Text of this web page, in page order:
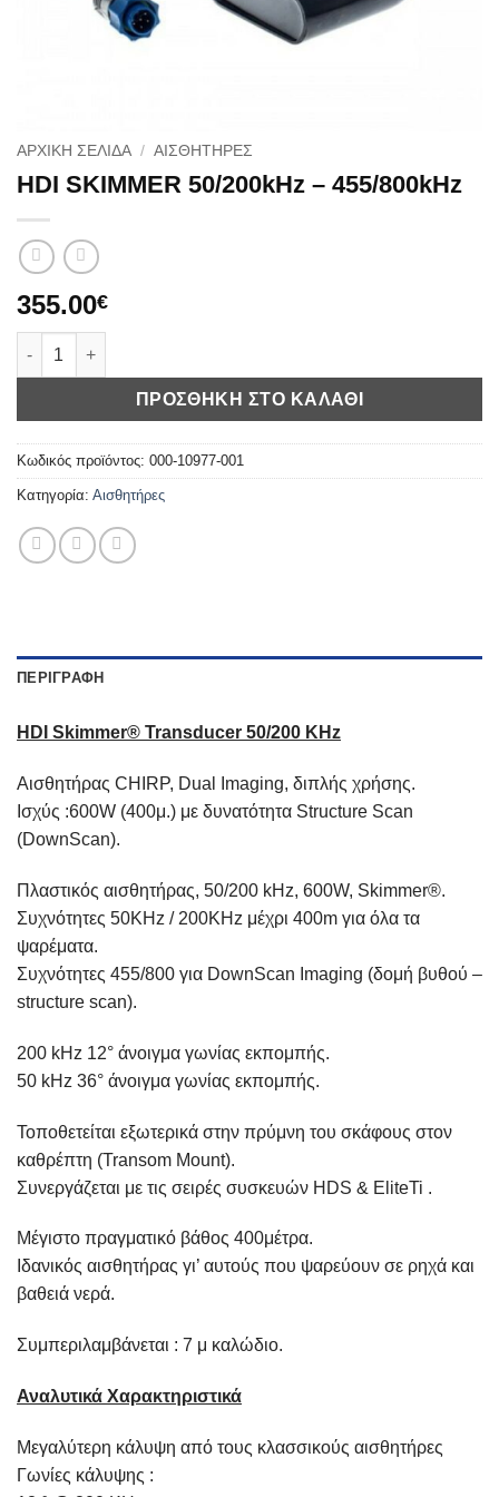
ΑΡΧΙΚΉ ΣΕΛΊΔΑ / ΑΙΣΘΗΤΉΡΕΣ
HDI SKIMMER 50/200kHz – 455/800kHz
355.00€
HDI SKIMMER 50/200kHz - 455/800kHz ποσότητα
ΠΡΟΣΘΉΚΗ ΣΤΟ ΚΑΛΆΘΙ
Κωδικός προϊόντος: 000-10977-001
Κατηγορία: Αισθητήρες
ΠΕΡΙΓΡΑΦΉ
HDI Skimmer® Transducer 50/200 KHz
Αισθητήρας CHIRP, Dual Imaging, διπλής χρήσης.
Ισχύς :600W (400μ.) με δυνατότητα Structure Scan
(DownScan).
Πλαστικός αισθητήρας, 50/200 kHz, 600W, Skimmer®.
Συχνότητες 50KHz / 200KHz μέχρι 400m για όλα τα
ψαρέματα.
Συχνότητες 455/800 για DownScan Imaging (δομή βυθού –
structure scan).
200 kHz 12° άνοιγμα γωνίας εκπομπής.
50 kHz 36° άνοιγμα γωνίας εκπομπής.
Τοποθετείται εξωτερικά στην πρύμνη του σκάφους στον
καθρέπτη (Transom Mount).
Συνεργάζεται με τις σειρές συσκευών HDS & EliteTi .
Μέγιστο πραγματικό βάθος 400μέτρα.
Ιδανικός αισθητήρας γι’ αυτούς που ψαρεύουν σε ρηχά και
βαθειά νερά.
Συμπεριλαμβάνεται : 7 μ καλώδιο.
Αναλυτικά Χαρακτηριστικά
Μεγαλύτερη κάλυψη από τους κλασσικούς αισθητήρες
Γωνίες κάλυψης :